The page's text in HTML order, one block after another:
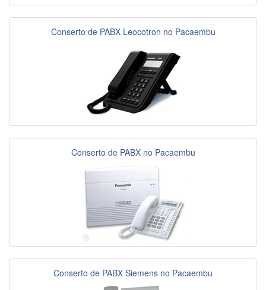
Conserto de PABX Leocotron no Pacaembu
Conserto de PABX no Pacaembu
Conserto de PABX Siemens no Pacaembu